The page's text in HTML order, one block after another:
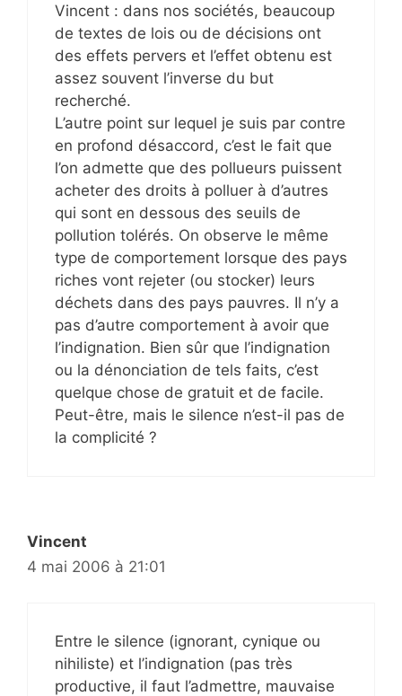
Vincent : dans nos sociétés, beaucoup
de textes de lois ou de décisions ont
des effets pervers et l’effet obtenu est
assez souvent l’inverse du but
recherché.
L’autre point sur lequel je suis par contre
en profond désaccord, c’est le fait que
l’on admette que des pollueurs puissent
acheter des droits à polluer à d’autres
qui sont en dessous des seuils de
pollution tolérés. On observe le même
type de comportement lorsque des pays
riches vont rejeter (ou stocker) leurs
déchets dans des pays pauvres. Il n’y a
pas d’autre comportement à avoir que
l’indignation. Bien sûr que l’indignation
ou la dénonciation de tels faits, c’est
quelque chose de gratuit et de facile.
Peut-être, mais le silence n’est-il pas de
la complicité ?
Vincent
4 mai 2006 à 21:01
Entre le silence (ignorant, cynique ou
nihiliste) et l’indignation (pas très
productive, il faut l’admettre, mauvaise